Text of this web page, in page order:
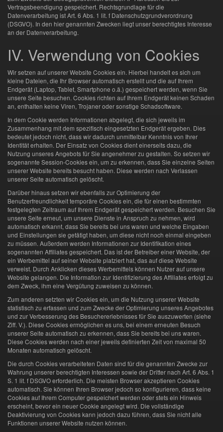
Vertragsbeendigung gespeichert. Rechtsgrundlage für die
Datenverarbeitung ist Art. 6 Abs. 1 lit. f Datenschutzgrundverordnung
(DSGVO). In den hier genannten Zwecken liegt unser berechtigtes Interesse
an der Datenverarbeitung.
IV. Verwendung von Cookies
Wir setzen auf unserer Website Cookies ein. Hierbei handelt es sich um
kleine Dateien, die Ihr Browser automatisch erstellt und die auf Ihrem
Endgerät (Laptop, Tablet, Smartphone o.ä.) gespeichert werden, wenn Sie
unsere Seite besuchen. Cookies richten auf Ihrem Endgerät keinen Schaden
an, enthalten keine Viren, Trojaner oder sonstige Schadsoftware.
In dem Cookie werden Informationen abgelegt, die sich jeweils im
Zusammenhang mit dem spezifisch eingesetzten Endgerät ergeben. Dies
bedeutet jedoch nicht, dass wir dadurch unmittelbar Kenntnis von Ihrer
Identität erhalten. Der Einsatz von Cookies dient einerseits dazu, die
Nutzung unseres Angebots für Sie angenehmer zu gestalten. So setzen wir
sogenannte Session-Cookies ein, um zu erkennen, dass Sie einzelne Seiten
unserer Website bereits besucht haben. Diese werden nach Verlassen
unserer Seite automatisch gelöscht.
Darüber hinaus setzen wir ebenfalls zur Optimierung der
Benutzerfreundlichkeit temporäre Cookies ein, die für einen bestimmten
festgelegten Zeitraum auf Ihrem Endgerät gespeichert werden. Besuchen Sie
unsere Seite erneut, um unsere Dienste in Anspruch zu nehmen, wird
automatisch erkannt, dass Sie bereits bei uns waren und welche Eingaben
und Einstellungen sie getätigt haben, um diese nicht noch einmal eingeben
zu müssen. Außerdem werden Informationen zur Identifikation eines
sogenannten Affiliates gespeichert. Das ist der Betreiber einer Website, der
ein Werbemittel auf seiner Website platziert hat, das auf diese Website
verweist. Durch Anklicken dieses Werbemittels können Nutzer auf unsere
Website gelangen. Die Information zur Identifizierung des Affiliates erfolgt zu
dem Zweck, ihm eine Vergütung zuweisen zu können.
Zum anderen setzten wir Cookies ein, um die Nutzung unserer Website
statistisch zu erfassen und zum Zwecke der Optimierung unseres Angebotes
und zur Verbesserung des Besuchererlebnisses für Sie auszuwerten (siehe
Ziff. V.). Diese Cookies ermöglichen es uns, bei einem erneuten Besuch
unserer Seite automatisch zu erkennen, dass Sie bereits bei uns waren.
Diese Cookies werden nach einer jeweils definierten Zeit von maximal 50
Monaten automatisch gelöscht.
Die durch Cookies verarbeiteten Daten sind für die genannten Zwecke zur
Wahrung unserer berechtigten Interessen sowie der Dritter nach Art. 6 Abs. 1
S. 1 lit. f DSGVO erforderlich. Die meisten Browser akzeptieren Cookies
automatisch. Sie können Ihren Browser jedoch so konfigurieren, dass keine
Cookies auf Ihrem Computer gespeichert werden oder stets ein Hinweis
erscheint, bevor ein neuer Cookie angelegt wird. Die vollständige
Deaktivierung von Cookies kann jedoch dazu führen, dass Sie nicht alle
Funktionen unserer Website nutzen können.